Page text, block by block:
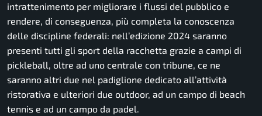
intrattenimento per migliorare i flussi del pubblico e
rendere, di conseguenza, più completa la conoscenza
delle discipline federali: nell’edizione 2024 saranno
presenti tutti gli sport della racchetta grazie a campi di
pickleball, oltre ad uno centrale con tribune, ce ne
saranno altri due nel padiglione dedicato all’attività
ristorativa e ulteriori due outdoor, ad un campo di beach
tennis e ad un campo da padel.